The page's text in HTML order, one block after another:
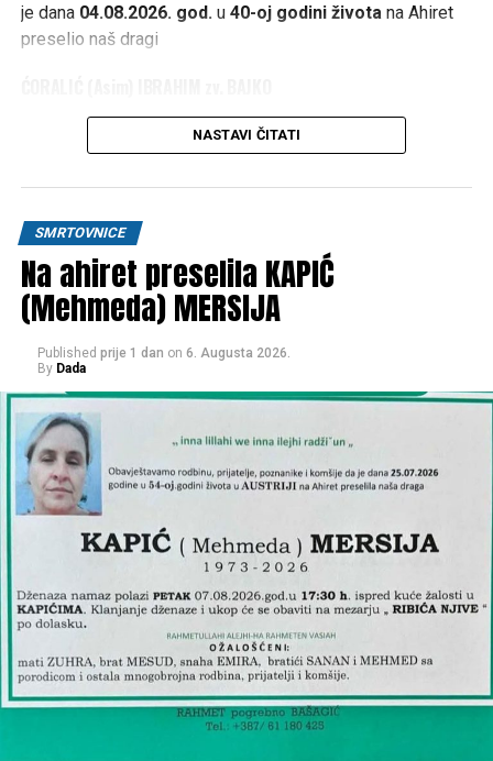
je dana 04.08.2026. god. u 40-oj godini životana Ahiret
preselio naš dragi
1986 – 2026
dženaze i ukop će se obaviti kod
džume namaza
RAHMETULLAHI ALEJHI-HA RAHMETEN VASIAH
OŽALOŠĆENI:
otacAsim, bratIsmet, stricIbro, tetakAsim, Adem i
Mirso, tetke
Ramiz, tetišne Aida, Admana, Arijana i Mirza
Mersad i Senad, ujnaŠemsate porodiceĆoralić, Šišić,
Dobridoli, Muminović, Porčić
rodbina, prijatelji i komšije.
Tweet Share
Mail
NASTAVI ČITATI
SMRTOVNICE
Na ahiret preselila KAPIĆ
(Mehmeda) MERSIJA
Published prije 1 dan on 6. Augusta 2026.
By Dada